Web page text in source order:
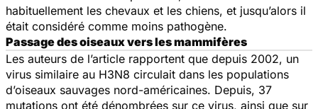
habituellement les chevaux et les chiens, et jusqu’alors il
était considéré comme moins pathogène.
Passage des oiseaux vers les mammifères
Les auteurs de l’article rapportent que depuis 2002, un
virus similaire au H3N8 circulait dans les populations
d’oiseaux sauvages nord-américaines. Depuis, 37
mutations ont été dénombrées sur ce virus, ainsi que sur